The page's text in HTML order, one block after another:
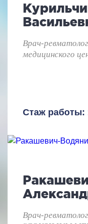
Врач-
медицинского
Стаж работы:
Врач-